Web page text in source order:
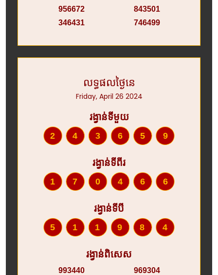
956672
346431
843501
746499
លទ្ធផលថ្ងៃនេ
Friday, April 26 2024
រង្វាន់ទីមួយ
243659
រង្វាន់ទីពីរ
170466
រង្វាន់ទីបី
511984
រង្វាន់ពិសេស
993440
969304